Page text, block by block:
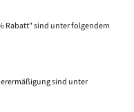
Rabatt" sind unter folgendem
sind unter